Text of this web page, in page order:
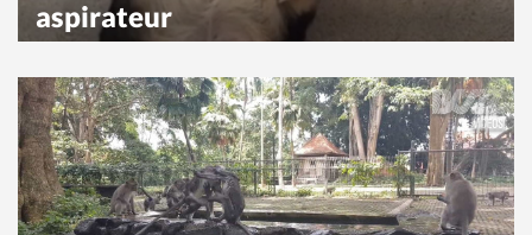
aspirateur